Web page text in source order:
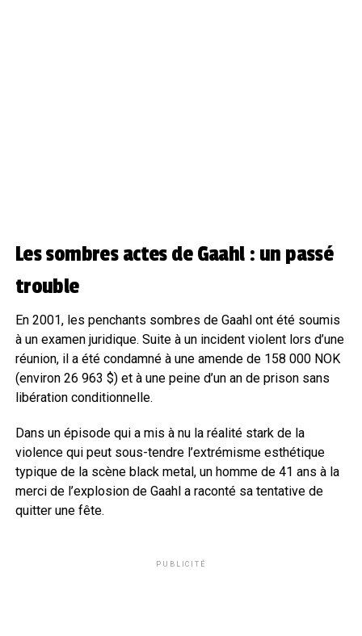
Les sombres actes de Gaahl : un passé
trouble
En 2001, les penchants sombres de Gaahl ont été soumis
à un examen juridique. Suite à un incident violent lors d’une
réunion, il a été condamné à une amende de 158 000 NOK
(environ 26 963 $) et à une peine d’un an de prison sans
libération conditionnelle.
Dans un épisode qui a mis à nu la réalité stark de la
violence qui peut sous-tendre l’extrémisme esthétique
typique de la scène black metal, un homme de 41 ans à la
merci de l’explosion de Gaahl a raconté sa tentative de
quitter une fête.
PUBLICITÉ